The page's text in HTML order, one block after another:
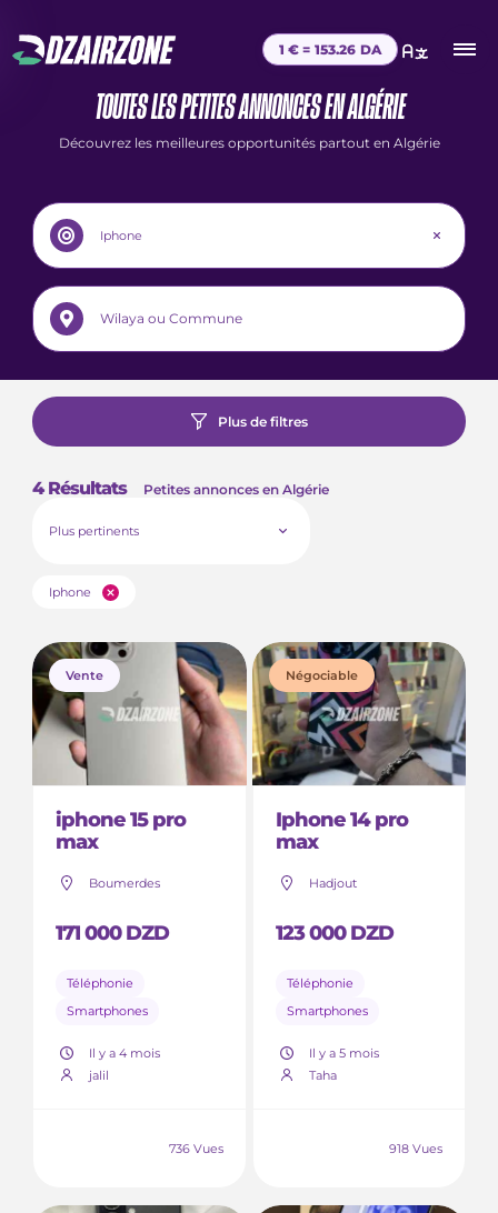
1 € = 153.26 DA
TOUTES LES PETITES ANNONCES EN ALGÉRIE
Découvrez les meilleures opportunités partout en Algérie
Plus de filtres
4 Résultats Petites annonces en Algérie
Plus pertinents
Iphone
Vente
iphone 15 pro
max
Boumerdes
171 000 DZD
Téléphonie
Smartphones
Il y a 4 mois
jalil
736 Vues
Négociable
Iphone 14 pro
max
Hadjout
123 000 DZD
Téléphonie
Smartphones
Il y a 5 mois
Taha
918 Vues